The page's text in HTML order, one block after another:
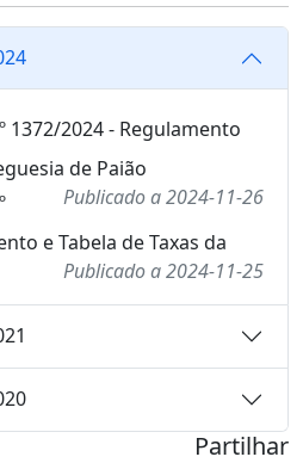
1372/2024 - Regulamento
de Paião
Publicado a 2024-11-26
e Tabela de Taxas da
Publicado a 2024-11-25
Partilhar